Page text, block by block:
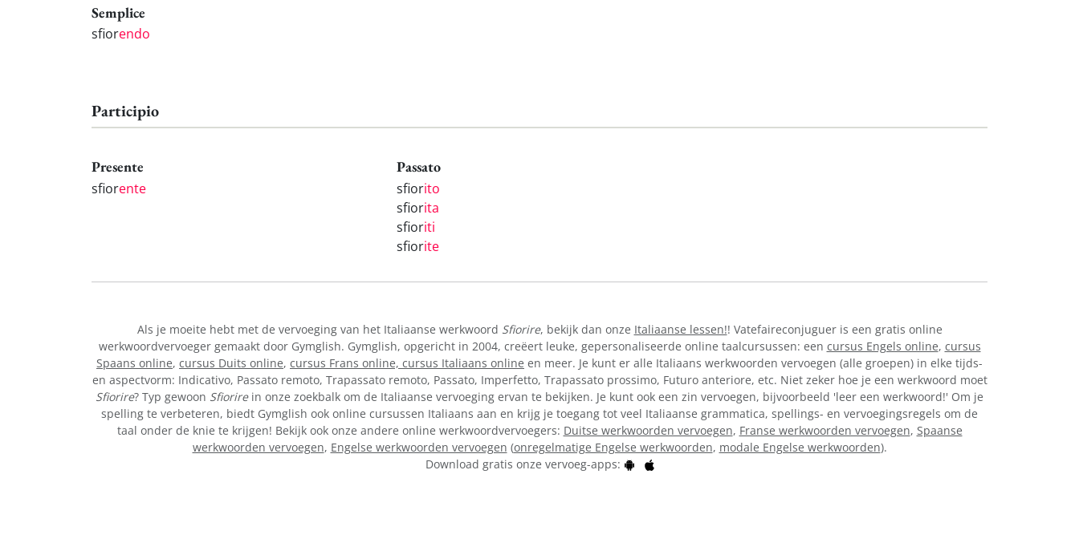
Semplice
sfiorendo
Participio
Presente
sfiorente
Passato
sfiorito
sfiorita
sfioriti
sfiorite
Als je moeite hebt met de vervoeging van het Italiaanse werkwoord Sfiorire, bekijk dan onze Italiaanse lessen!! Vatefaireconjuguer is een gratis online
werkwoordvervoeger gemaakt door Gymglish. Gymglish, opgericht in 2004, creëert leuke, gepersonaliseerde online taalcursussen: een cursus Engels online, cursus
Spaans online, cursus Duits online, cursus Frans online, cursus Italiaans online en meer. Je kunt er alle Italiaans werkwoorden vervoegen (alle groepen) in elke tijds-
en aspectvorm: Indicativo, Passato remoto, Trapassato remoto, Passato, Imperfetto, Trapassato prossimo, Futuro anteriore, etc. Niet zeker hoe je een werkwoord moet
Sfiorire? Typ gewoon Sfiorirein onze zoekbalk om de Italiaanse vervoeging ervan te bekijken. Je kunt ook een zin vervoegen, bijvoorbeeld 'leer een werkwoord!' Om je
spelling te verbeteren, biedt Gymglish ook online cursussen Italiaans aan en krijg je toegang tot veel Italiaanse grammatica, spellings- en vervoegingsregels om de
taal onder de knie te krijgen! Bekijk ook onze andere online werkwoordvervoegers: Duitse werkwoorden vervoegen, Franse werkwoorden vervoegen, Spaanse
werkwoorden vervoegen, Engelse werkwoorden vervoegen (onregelmatige Engelse werkwoorden, modale Engelse werkwoorden).
Download gratis onze vervoeg-apps: